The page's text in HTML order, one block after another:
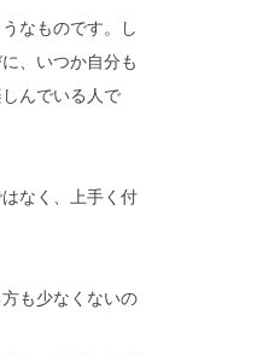
なものです。し
、いつか自分も
んでいる人で
なく、上手く付
も少なくないの